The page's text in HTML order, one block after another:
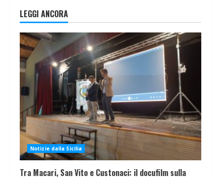
LEGGI ANCORA
Notizie dalla Sicilia
Tra Macari, San Vito e Custonaci: il docufilm sulla